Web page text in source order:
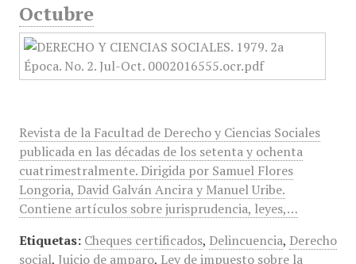
Octubre
Revista de la Facultad de Derecho y Ciencias Sociales
publicada en las décadas de los setenta y ochenta
cuatrimestralmente. Dirigida por Samuel Flores
Longoria, David Galván Ancira y Manuel Uribe.
Contiene artículos sobre jurisprudencia, leyes,…
Etiquetas: Cheques certificados, Delincuencia, Derecho
social, Juicio de amparo, Ley de impuesto sobre la